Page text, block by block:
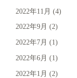
2022年11月 (4)
2022年9月 (2)
2022年7月 (1)
2022年6月 (1)
2022年1月 (2)